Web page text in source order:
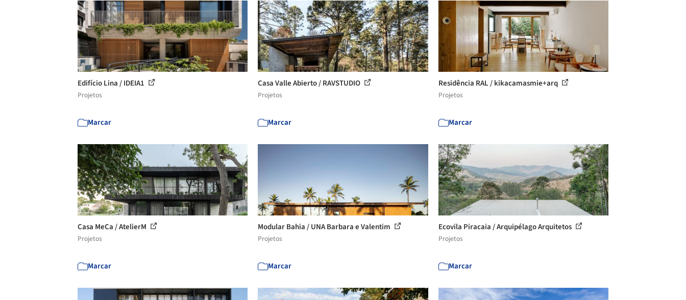
Edifício Lina / IDEIA1
Projetos
Marcar
Casa Valle Abierto / RAVSTUDIO
Projetos
Marcar
Residência RAL / kikacamasmie+arq
Projetos
Marcar
Casa MeCa / AtelierM
Projetos
Marcar
Modular Bahia / UNA Barbara e Valentim
Projetos
Marcar
Ecovila Piracaia / Arquipélago Arquitetos
Projetos
Marcar